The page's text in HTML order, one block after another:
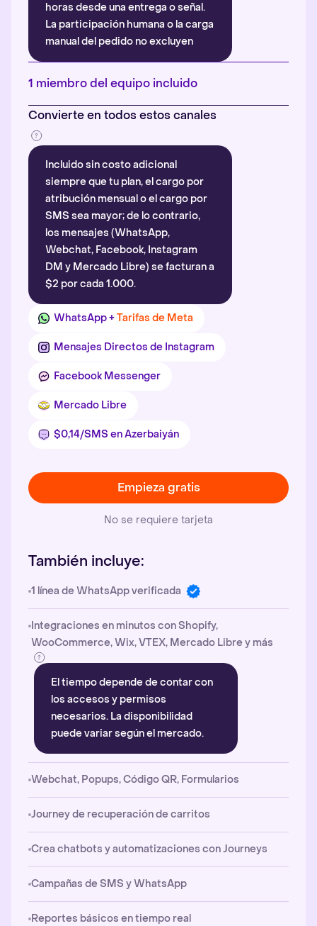
horas desde una entrega o señal.
La participación humana o la carga
manual del pedido no excluyen
automáticamente la atribución.
Más información
1 miembro del equipo incluido
Convierte en todos estos canales
Incluido sin costo adicional
siempre que tu plan, el cargo por
atribución mensual o el cargo por
SMS sea mayor; de lo contrario,
los mensajes (WhatsApp,
Webchat, Facebook, Instagram
DM y Mercado Libre) se facturan a
$2 por cada 1.000.
WhatsApp +Tarifas de Meta
Mensajes Directos de Instagram
Facebook Messenger
Mercado Libre
$0,14/SMS en Azerbaiyán
Empieza gratis
No se requiere tarjeta
También incluye:
1 línea de WhatsApp verificada
Integraciones en minutos con Shopify,
WooCommerce, Wix, VTEX, Mercado Libre y más
El tiempo depende de contar con
los accesos y permisos
necesarios. La disponibilidad
puede variar según el mercado.
Webchat, Popups, Código QR, Formularios
Journey de recuperación de carritos
Crea chatbots y automatizaciones con Journeys
Campañas de SMS y WhatsApp
Reportes básicos en tiempo real